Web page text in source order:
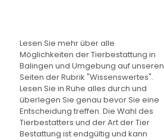
Lesen Sie mehr über alle
Möglichkeiten der Tierbestattung in
Balingen und Umgebung auf unseren
Seiten der Rubrik "Wissenswertes".
Lesen Sie in Ruhe alles durch und
überlegen Sie genau bevor Sie eine
Entscheidung treffen. Die Wahl des
Tierbestatters und der Art der Tier
Bestattung ist endgültig und kann